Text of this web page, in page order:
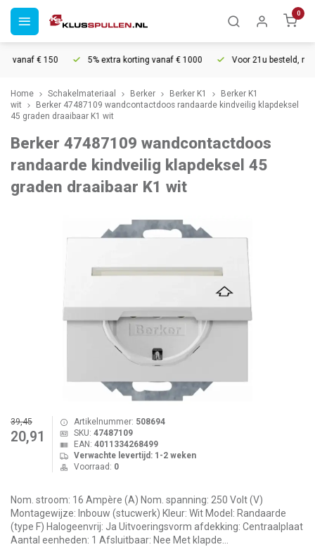
0
€ 150 5% extra korting vanaf € 1000 Voor 21u besteld,
Home Schakelmateriaal Berker Berker K1
Berker K1
wit
Berker 47487109 wandcontactdoos randaarde kindveilig klapdeksel
45 graden draaibaar K1 wit
Berker 47487109 wandcontactdoos
randaarde kindveilig klapdeksel 45
graden draaibaar K1 wit
39,45
20,91
Artikelnummer: 508694
SKU: 47487109
EAN: 4011334268499
Verwachte levertijd: 1-2 weken
Voorraad: 0
Nom. stroom: 16 Ampère (A) Nom. spanning: 250 Volt (V)
Montagewijze: Inbouw (stucwerk) Kleur: Wit Model: Randaarde
(type F) Halogeenvrij: Ja Uitvoeringsvorm afdekking: Centraalplaat
Aantal eenheden: 1 Afsluitbaar: Nee Met klapde...